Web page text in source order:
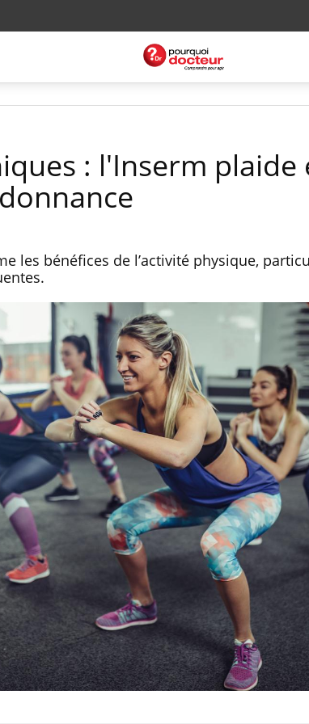
: l'Inserm plaide
les bénéfices de l’activité physique,
Grossesse et chaleur : ce
que dit la science
Le smartphone nuit-il à
l'apprentissage de la
lecture ?
Mordue par une tique en
vacances, elle reste dans
le coma pendant 42 jours